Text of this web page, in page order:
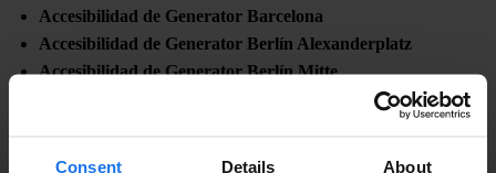
Consent Details About
Accesibilidad de Generator Barcelona
Accesibilidad de Generator Berlín Alexanderplatz
Accesibilidad de Generator Berlín Mitte
Accesibilidad de Generator Berlín Prenzlauer Berg